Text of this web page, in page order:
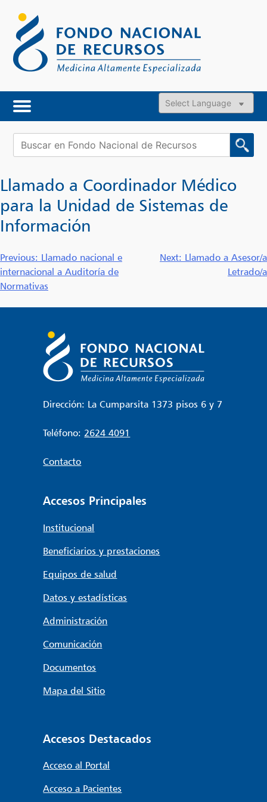
content
Powered by
Buscar:
Llamado a Coordinador Médico
para la Unidad de Sistemas de
Información
Navegación
de
entradas
Previous: Llamado nacional e
internacional a Auditoría de
Normativas
Next: Llamado a Asesor/a
Letrado/a
Dirección: La Cumparsita 1373 pisos 6 y 7
Teléfono: 2624 4091
Contacto
Accesos Principales
Institucional
Beneficiarios y prestaciones
Equipos de salud
Datos y estadísticas
Administración
Comunicación
Documentos
Mapa del Sitio
Accesos Destacados
Acceso al Portal
Acceso a Pacientes